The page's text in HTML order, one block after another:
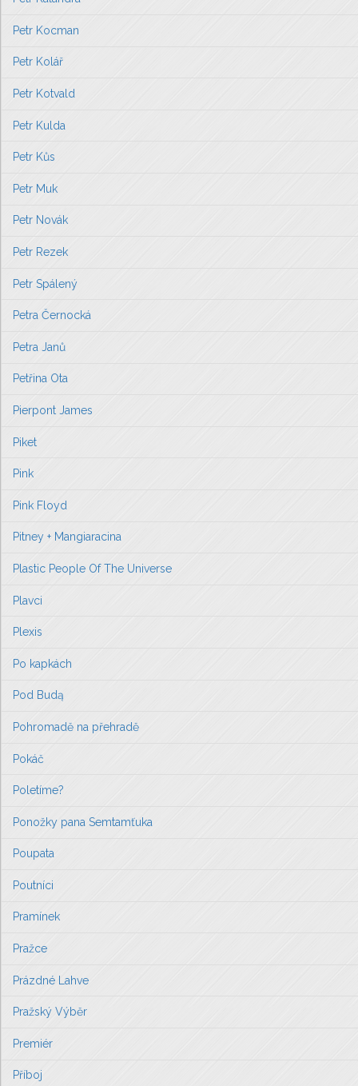
Petr Kocman
Petr Kolář
Petr Kotvald
Petr Kulda
Petr Kůs
Petr Muk
Petr Novák
Petr Rezek
Petr Spálený
Petra Černocká
Petra Janů
Petřina Ota
Pierpont James
Piket
Pink
Pink Floyd
Pitney + Mangiaracina
Plastic People Of The Universe
Plavci
Plexis
Po kapkách
Pod Budą
Pohromadě na přehradě
Pokáč
Poletíme?
Ponožky pana Semtamťuka
Poupata
Poutníci
Pramínek
Pražce
Prázdné Lahve
Pražský Výběr
Premiér
Příboj